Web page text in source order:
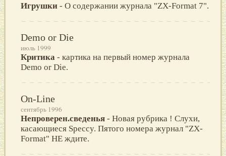
Игрушки - О содержании журнала "ZX-Format 7".
Demo or Die
июль 1999
Критика - картика на первый номеp жypнала
Demo or Die.
On-Line
сентябрь 1996
Непроверен.сведенья - Новая рубрика ! Слухи,
касающиеся Speccy. Пятого номера журнал "ZX-
Format" НЕ ждите.